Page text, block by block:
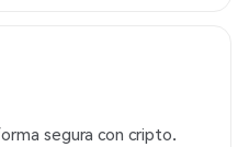
segura con cripto.